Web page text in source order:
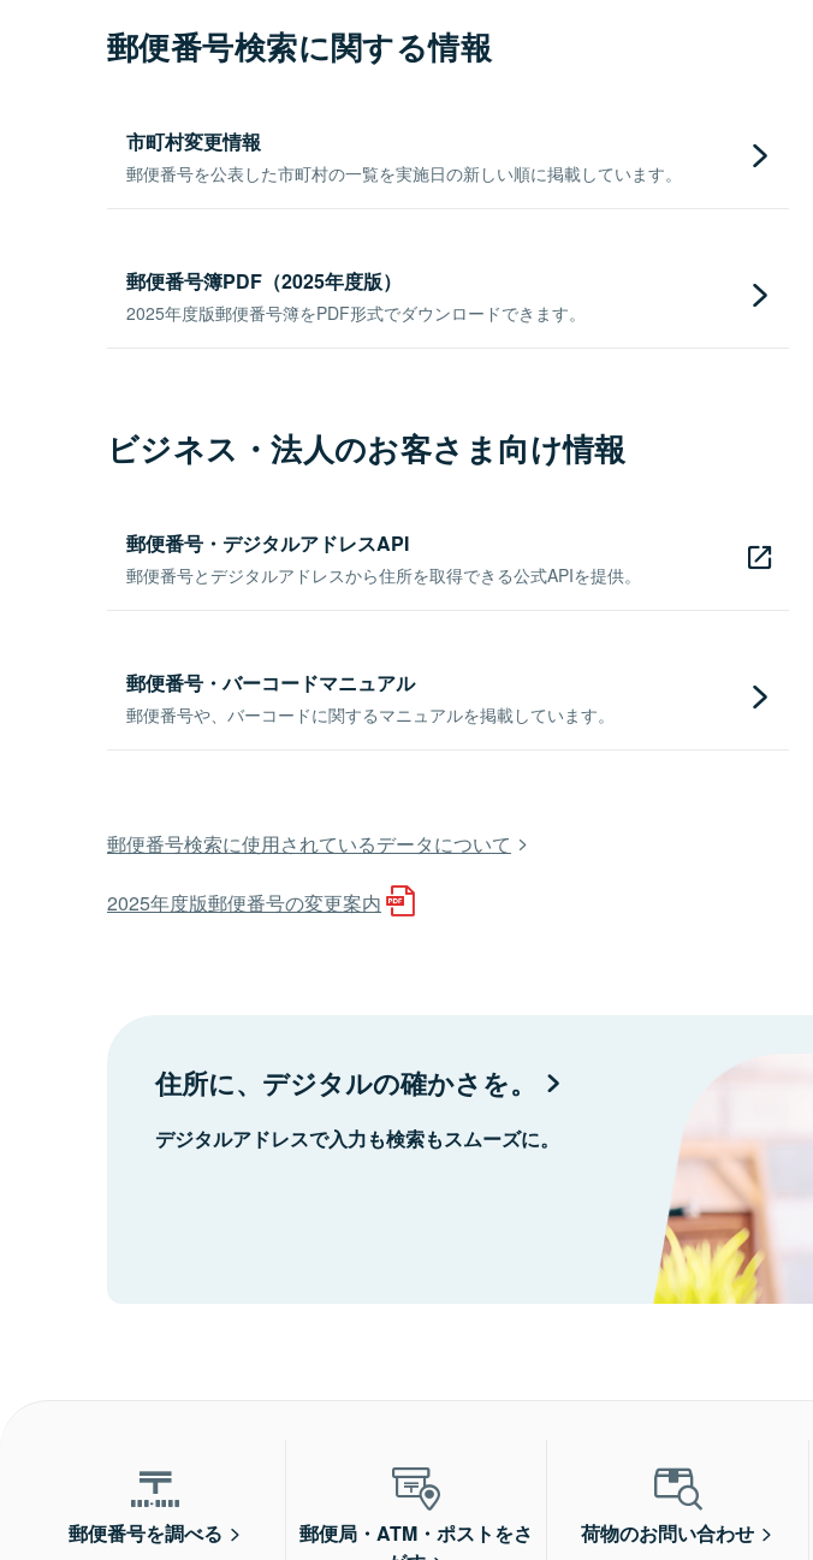
郵便番号検索に関する情報
市町村変更情報
郵便番号を公表した市町村の一覧を実施日の新しい順に掲載しています。
郵便番号簿PDF（2025年度版）
2025年度版郵便番号簿をPDF形式でダウンロードできます。
ビジネス・法人のお客さま向け情報
郵便番号・デジタルアドレスAPI
郵便番号とデジタルアドレスから住所を取得できる公式APIを提供。
郵便番号・バーコードマニュアル
郵便番号や、バーコードに関するマニュアルを掲載しています。
郵便番号検索に使用されているデータについて
2025年度版郵便番号の変更案内
住所に、デジタルの確かさを。
デジタルアドレスで入力も検索もスムーズに。
郵便番号を調べる
郵便局・ATM・ポストをさ
荷物のお問い合わせ